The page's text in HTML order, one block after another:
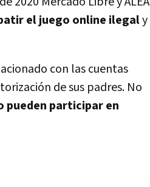
el juego online ilegaly
con las cuentas
de sus padres. No
pueden participar en